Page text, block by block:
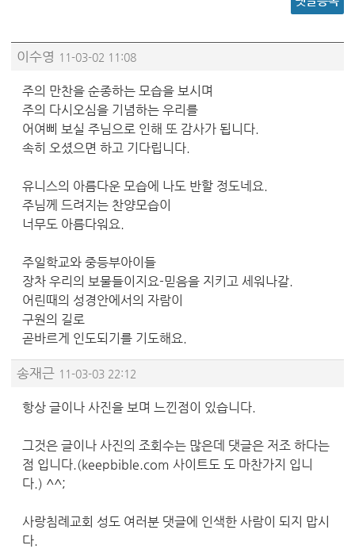
이수영 11-03-02 11:08
주의 만찬을 순종하는 모습을 보시며
주의 다시오심을 기념하는 우리를
어여삐 보실 주님으로 인해 또 감사가 됩니다.
속히 오셨으면 하고 기다립니다.
유니스의 아름다운 모습에 나도 반할 정도네요.
주님께 드려지는 찬양모습이
너무도 아름다워요.
주일학교와 중등부아이들
장차 우리의 보물들이지요-믿음을 지키고 세워나갈.
어린때의 성경안에서의 자람이
구원의 길로
곧바르게 인도되기를 기도해요.
송재근 11-03-03 22:12
항상 글이나 사진을 보며 느낀점이 있습니다.
그것은 글이나 사진의 조회수는 많은데 댓글은 저조 하다는
점 입니다.(keepbible.com 사이트도 도 마찬가지 입니
다.) ^^;
사랑침례교회 성도 여러분 댓글에 인색한 사람이 되지 맙시
다.